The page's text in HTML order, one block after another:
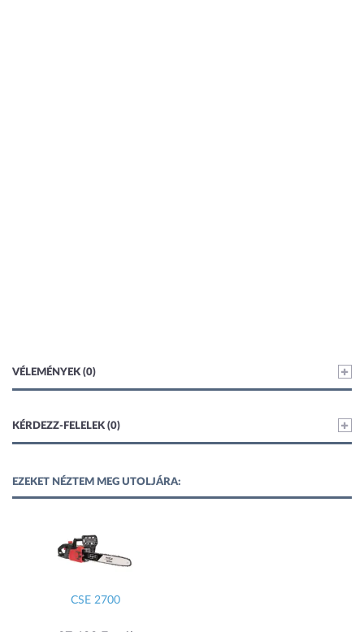
VÉLEMÉNYEK (0)
KÉRDEZZ-FELELEK (0)
EZEKET NÉZTEM MEG UTOLJÁRA:
CSE 2700